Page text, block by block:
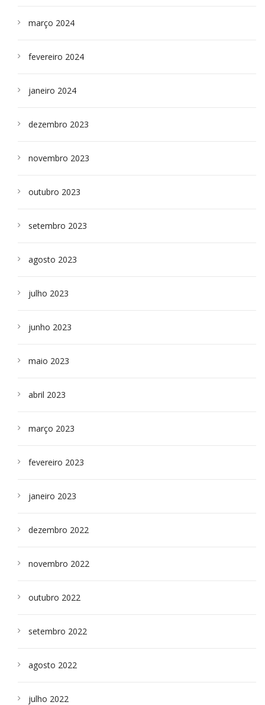
março 2024
fevereiro 2024
janeiro 2024
dezembro 2023
novembro 2023
outubro 2023
setembro 2023
agosto 2023
julho 2023
junho 2023
maio 2023
abril 2023
março 2023
fevereiro 2023
janeiro 2023
dezembro 2022
novembro 2022
outubro 2022
setembro 2022
agosto 2022
julho 2022